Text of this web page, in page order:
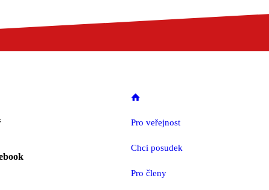
Pro veřejnost
Chci posudek
Pro členy